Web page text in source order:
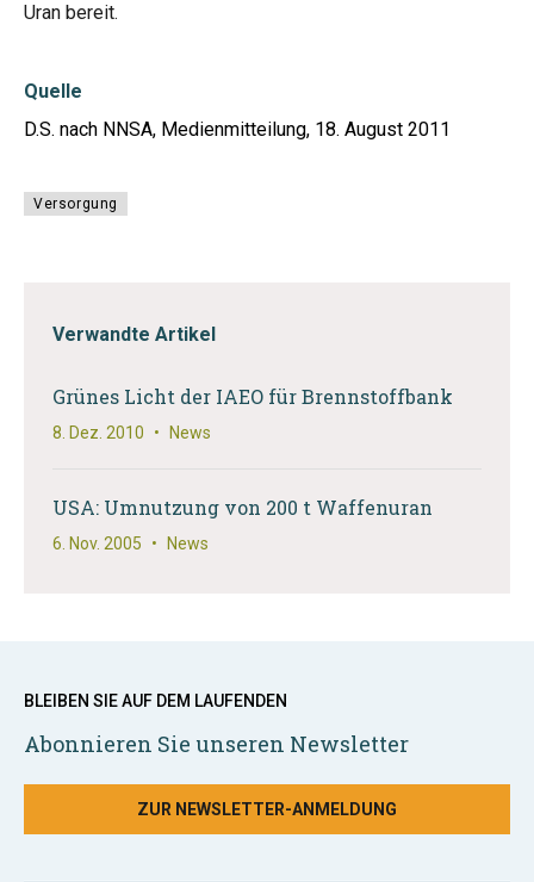
Uran bereit.
Quelle
D.S. nach NNSA, Medienmitteilung, 18. August 2011
Versorgung
Verwandte Artikel
Grünes Licht der IAEO für Brennstoffbank
8. Dez. 2010 • News
USA: Umnutzung von 200 t Waffenuran
6. Nov. 2005 • News
BLEIBEN SIE AUF DEM LAUFENDEN
Abonnieren Sie unseren Newsletter
ZUR NEWSLETTER-ANMELDUNG